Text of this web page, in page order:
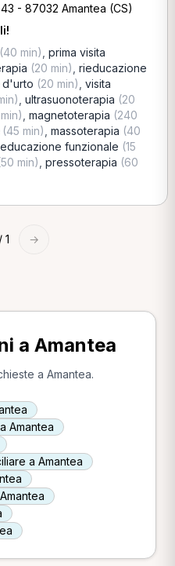
- 87032 Amantea (CS)
(40 min) prima visita
(20 min) rieducazione
(20 min) visita
ultrasuonoterapia (20
magnetoterapia (240
(45 min) massoterapia (40
funzionale (15
min) pressoterapia (60
/ 1 →
a Amantea
a Amantea.
Amantea
a Amantea